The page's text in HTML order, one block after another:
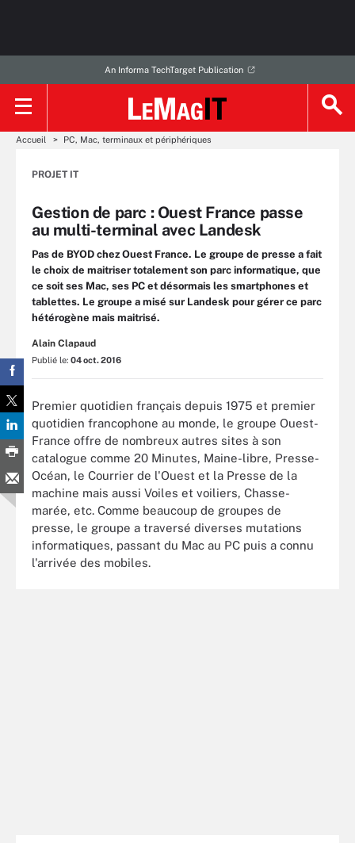
An Informa TechTarget Publication
Accueil PC, Mac, terminaux et périphériques
PROJET IT
Gestion de parc : Ouest France passe
au multi-terminal avec Landesk
Pas de BYOD chez Ouest France. Le groupe de presse a fait
le choix de maitriser totalement son parc informatique, que
ce soit ses Mac, ses PC et désormais les smartphones et
tablettes. Le groupe a misé sur Landesk pour gérer ce parc
hétérogène mais maitrisé.
Alain Clapaud
Publié le: 04 oct. 2016
Premier quotidien français depuis 1975 et premier
quotidien francophone au monde, le groupe Ouest-
France offre de nombreux autres sites à son
catalogue comme 20 Minutes, Maine-libre, Presse-
Océan, le Courrier de l'Ouest et la Presse de la
machine mais aussi Voiles et voiliers, Chasse-
marée, etc. Comme beaucoup de groupes de
presse, le groupe a traversé diverses mutations
informatiques, passant du Mac au PC puis a connu
l'arrivée des mobiles.